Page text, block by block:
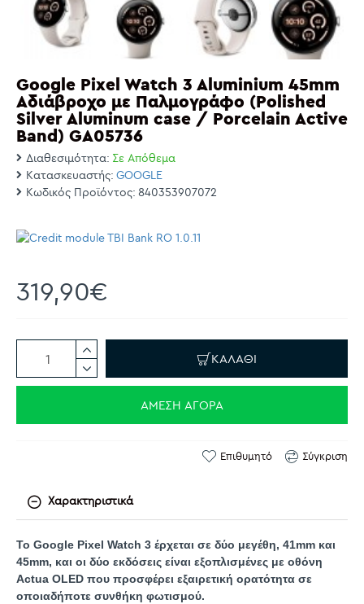
Google Pixel Watch 3 Aluminium 45mm
Αδιάβροχο με Παλμογράφο (Polished
Silver Aluminum case / Porcelain Active
Band) GA05736
Διαθεσιμότητα: Σε Απόθεμα
Κατασκευαστής: GOOGLE
Κωδικός Προϊόντος: 840353907072
319,90€
ΚΑΛΆΘΙ
ΆΜΕΣΗ ΑΓΟΡΆ
Επιθυμητό Σύγκριση
Χαρακτηριστικά
Το Google Pixel Watch 3 έρχεται σε δύο μεγέθη, 41mm και
45mm, και οι δύο εκδόσεις είναι εξοπλισμένες με οθόνη
Actua OLED που προσφέρει εξαιρετική ορατότητα σε
οποιαδήποτε συνθήκη φωτισμού.